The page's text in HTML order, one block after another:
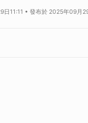
另外，馬太鞍溪橋被沖毀
來到50%，預計10月15日完
4天湧4.3億善款 衛福部感謝
雄：照顧官兵是持續任務
11:11 • 發布於 2025年09月